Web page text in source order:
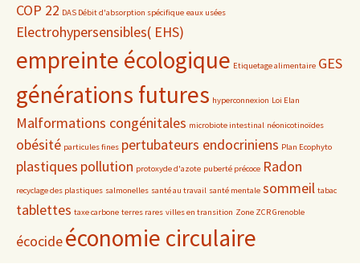
COP 22 DAS Débit d'absorption spécifique eaux usées
Electrohypersensibles( EHS)
empreinte écologique Etiquetage alimentaire GES
générations futures hyperconnexion Loi Elan
Malformations congénitales microbiote intestinal néonicotinoïdes
obésité particules fines pertubateurs endocriniens Plan Ecophyto
plastiques pollution protoxyde d'azote puberté précoce Radon
recyclage des plastiques salmonelles santé au travail santé mentale sommeil tabac
tablettes taxe carbone terres rares villes en transition Zone ZCR Grenoble
écocideéconomie circulaire